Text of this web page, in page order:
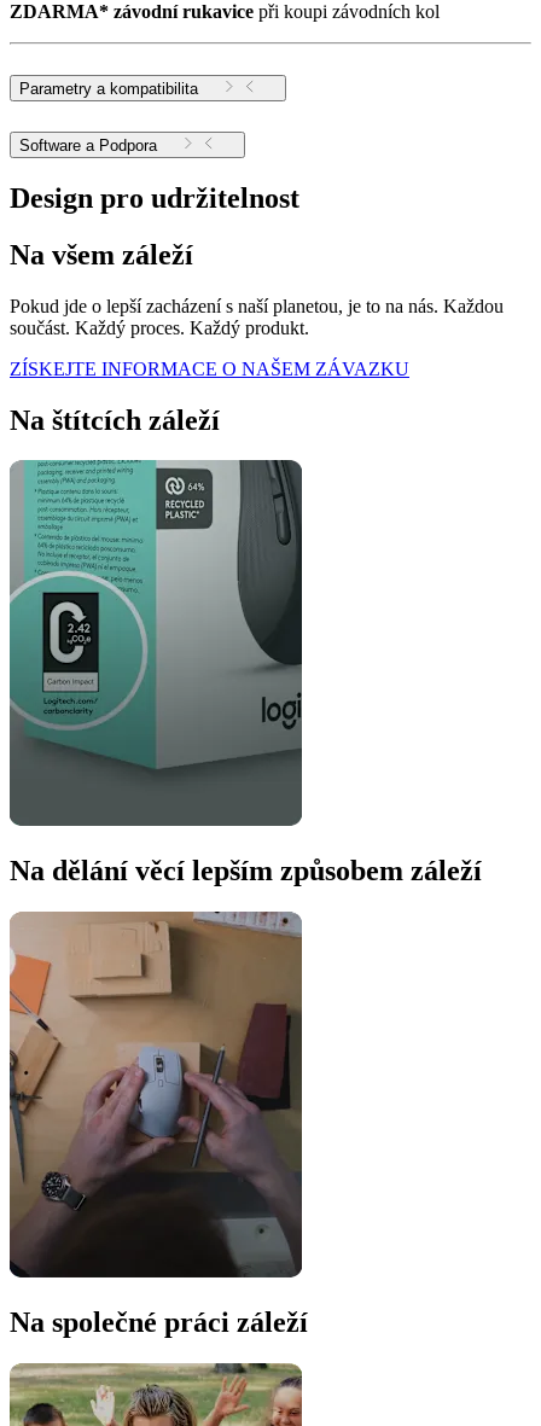
ZDARMA* závodní rukavice při koupi závodních kol
Parametry a kompatibilita
Software a Podpora
Design pro udržitelnost
Na všem záleží
Pokud jde o lepší zacházení s naší planetou, je to na nás. Každou
součást. Každý proces. Každý produkt.
ZÍSKEJTE INFORMACE O NAŠEM ZÁVAZKU
Na štítcích záleží
Na dělání věcí lepším způsobem záleží
Na společné práci záleží